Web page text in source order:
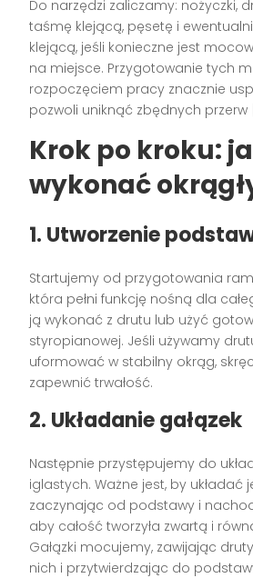
Do narzędzi zaliczamy: nożyczki,
taśmę klejącą, pęsetę i
klejącą, jeśli konieczne jest
na miejsce. Przygotowanie tych
rozpoczęciem pracy znacznie
pozwoli uniknąć zbędnych przerw
Krok po kroku:
wykonać
1. Utworzenie
Startujemy od przygotowania
która pełni funkcję nośną dla
ją wykonać z drutu lub użyć
styropianowej. Jeśli używamy
uformować w stabilny okrąg,
zapewnić trwałość.
2. Układanie gałązek
Następnie przystępujemy do
iglastych. Ważne jest, by układać
zaczynając od podstawy i
aby całość tworzyła zwartą i
Gałązki mocujemy, zawijając
nich i przytwierdzając do